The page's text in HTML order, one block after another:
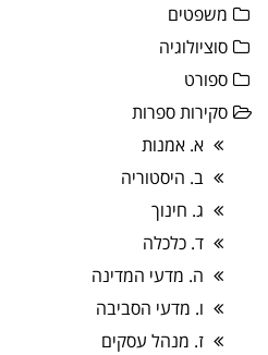
משפטים
סוציולוגיה
ספורט
סקירות ספרות
א. אמנות
ב. היסטוריה
ג. חינוך
ד. כלכלה
ה. מדעי המדינה
ו. מדעי הסביבה
ז. מנהל עסקים